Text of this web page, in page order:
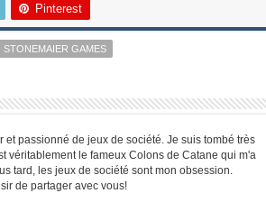
Pinterest
STONEMAIER GAMES
passionné de jeux de société. Je suis tombé très
véritablement le fameux Colons de Catane qui m'a
tard, les jeux de société sont mon obsession.
de partager avec vous!